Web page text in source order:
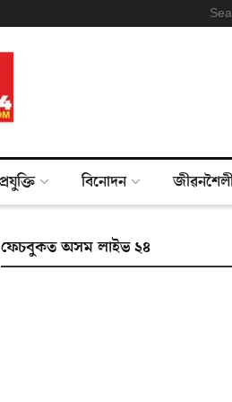
প্ৰযুক্তি বিনোদন
ফেচবুকত অসম লাইভ ২৪